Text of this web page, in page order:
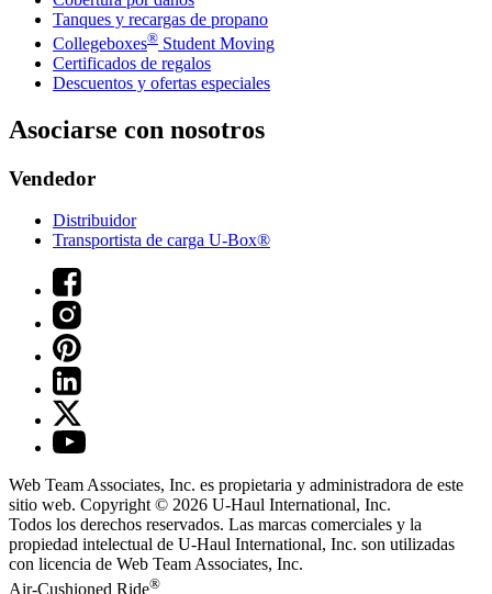
Tanques y recargas de propano
Collegeboxes® Student Moving
Certificados de regalos
Descuentos y ofertas especiales
Asociarse con nosotros
Vendedor
Distribuidor
Transportista de carga U-Box®
Web Team Associates, Inc. es propietaria y administradora de este
sitio web. Copyright © 2026 U-Haul International, Inc.
Todos los derechos reservados. Las marcas comerciales y la
propiedad intelectual de U-Haul International, Inc. son utilizadas
con licencia de Web Team Associates, Inc.
Air-Cushioned Ride®